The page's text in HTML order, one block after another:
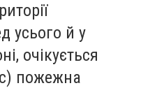
усього й у
очікується
пожежна